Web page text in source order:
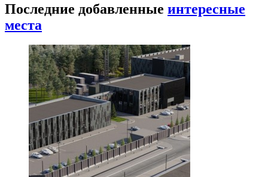
Последние добавленные интересные
места